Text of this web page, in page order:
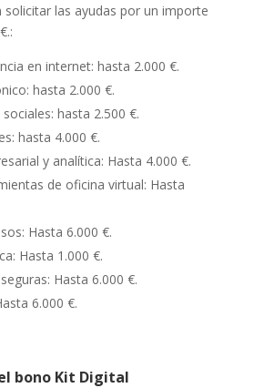
solicitar las ayudas por un importe
en internet: hasta 2.000 €.
hasta 2.000 €.
hasta 2.500 €.
hasta 4.000 €.
y analítica: Hasta 4.000 €.
de oficina virtual: Hasta
Hasta 6.000 €.
Hasta 1.000 €.
Hasta 6.000 €.
6.000 €.
bono Kit Digital